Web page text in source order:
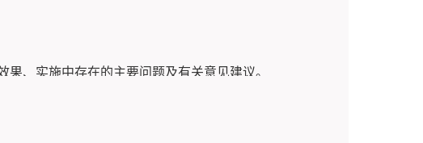
果、实施中存在的主要问题及有关意见建议。